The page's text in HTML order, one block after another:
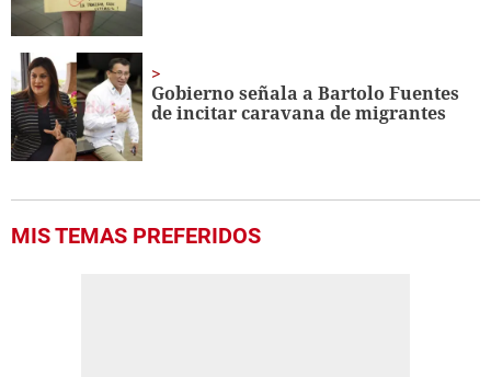
Gobierno señala a Bartolo Fuentes
de incitar caravana de migrantes
MIS TEMAS PREFERIDOS